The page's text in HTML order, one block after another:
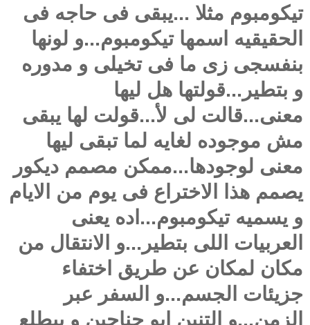
تيكومبوم مثلا ...يبقى فى حاجه فى
الحقيقيه اسمها تيكومبوم...و لونها
بنفسجى زى ما فى تخيلى و مدوره
و بتطير...قولتها هل ليها
معنى...قالت لى لأ...قولت لها يبقى
مش موجوده لغايه لما تبقى ليها
معنى لوجودها...ممكن مصمم ديكور
يصمم هذا الاختراع فى يوم من الايام
و يسميه تيكومبوم...اده يعنى
العربيات اللى بتطير...و الانتقال من
مكان لمكان عن طريق اختفاء
جزيئات الجسم...و السفر عبر
الزمن...و التنين ابو جناحين و بيطلع